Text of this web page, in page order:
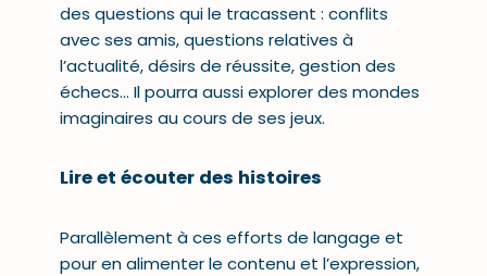
des questions qui le tracassent : conflits
avec ses amis, questions relatives à
l’actualité, désirs de réussite, gestion des
échecs… Il pourra aussi explorer des mondes
imaginaires au cours de ses jeux.
Lire et écouter des histoires
Parallèlement à ces efforts de langage et
pour en alimenter le contenu et l’expression,